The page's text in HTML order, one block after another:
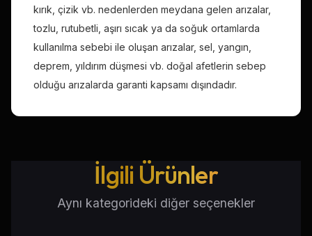
kırık, çizik vb. nedenlerden meydana gelen arızalar,
tozlu, rutubetli, aşırı sıcak ya da soğuk ortamlarda
kullanılma sebebi ile oluşan arızalar, sel, yangın,
deprem, yıldırım düşmesi vb. doğal afetlerin sebep
olduğu arızalarda garanti kapsamı dışındadır.
İlgili Ürünler
Aynı kategorideki diğer seçenekler